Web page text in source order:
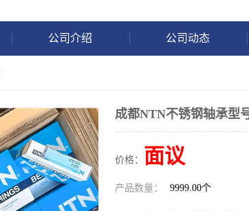
公司介绍 公司动态
成都NTN不锈钢轴承型
价格： 面议
产品数量： 9999.00个